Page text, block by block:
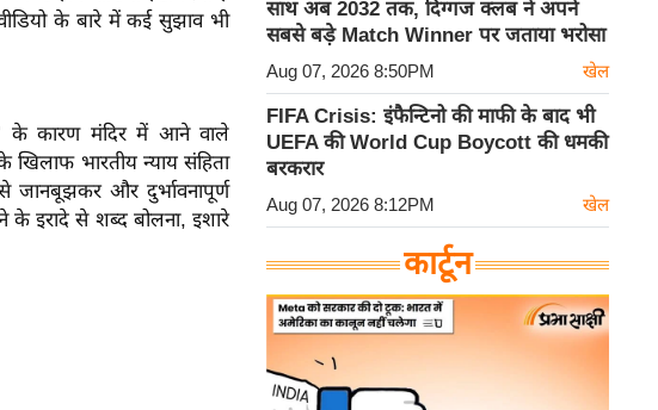
के बारे में कई सुझाव भी
के कारण मंदिर में आने वाले
खिलाफ भारतीय न्याय संहिता
जानबूझकर और दुर्भावनापूर्ण
के इरादे से शब्द बोलना, इशारे
साथ अब 2032 तक, दिग्गज क्लब ने अपने
सबसे बड़े Match Winner पर जताया भरोसा
Aug 07, 2026 8:50PM खेल
FIFA Crisis: इंफैन्टिनो की माफी के बाद भी
UEFA की World Cup Boycott की धमकी
बरकरार
Aug 07, 2026 8:12PM खेल
कार्टून